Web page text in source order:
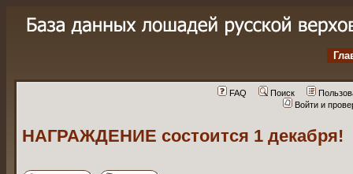
FAQ Поиск
Войти и
НАГРАЖДЕНИЕ состоится 1 декабря!